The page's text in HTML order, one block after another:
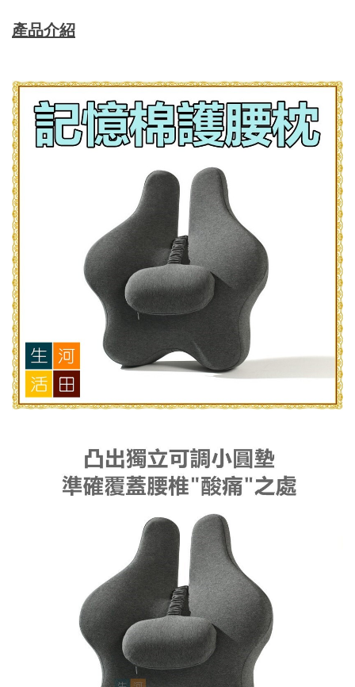
產品介紹